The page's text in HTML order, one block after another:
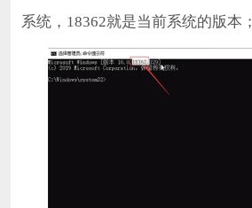
系统，18362就是当前系统的版本；